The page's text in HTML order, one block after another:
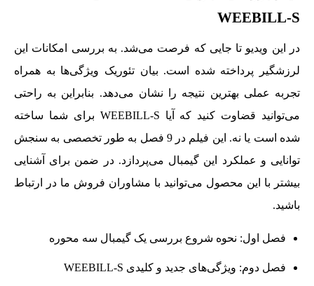
WEEBILL-S
در این ویدیو تا جایی که فرصت می‌شد. به بررسی امکانات این
لرزشگیر پرداخته شده است. بیان تئوریک ویژگی‌ها به همراه
تجربه عملی بهترین نتیجه را نشان می‌دهد. بنابراین به راحتی
می‌توانید قضاوت کنید که آیا WEEBILL-S برای شما ساخته
شده است یا نه. این فیلم در 9 فصل به طور تخصصی به سنجش
توانایی و عملکرد این گیمبال می‌پردازد. در ضمن برای آشنایی
بیشتر با این محصول می‌توانید با مشاوران فروش ما در ارتباط
باشید.
فصل اول: نحوه شروع بررسی یک گیمبال سه محوره
فصل دوم: ویژگی‌های جدید و کلیدی WEEBILL-S